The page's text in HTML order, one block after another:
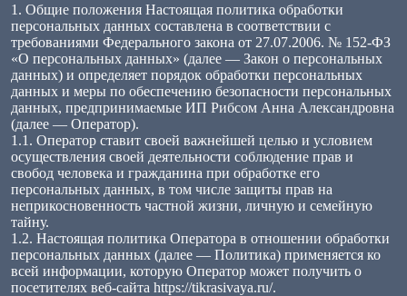
1. Общие положения Настоящая политика обработки
персональных данных составлена в соответствии с
требованиями Федерального закона от 27.07.2006. № 152-ФЗ
«О персональных данных» (далее — Закон о персональных
данных) и определяет порядок обработки персональных
данных и меры по обеспечению безопасности персональных
данных, предпринимаемые ИП Рибсом Анна Александровна
(далее — Оператор).
1.1. Оператор ставит своей важнейшей целью и условием
осуществления своей деятельности соблюдение прав и
свобод человека и гражданина при обработке его
персональных данных, в том числе защиты прав на
неприкосновенность частной жизни, личную и семейную
тайну.
1.2. Настоящая политика Оператора в отношении обработки
персональных данных (далее — Политика) применяется ко
всей информации, которую Оператор может получить о
посетителях веб-сайта https://tikrasivaya.ru/.